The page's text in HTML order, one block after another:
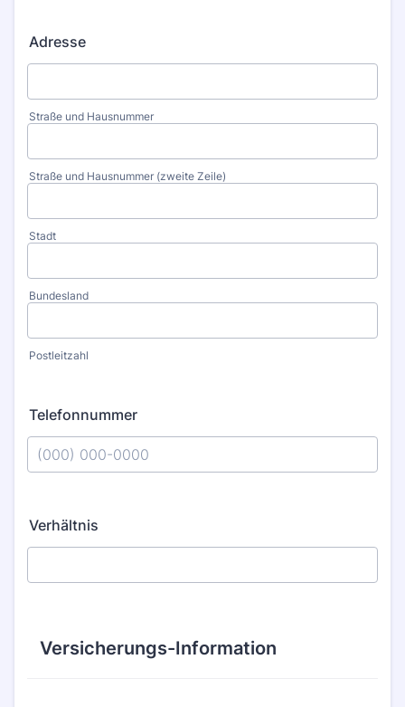
Adresse
Straße und Hausnummer
Straße und Hausnummer (zweite Zeile)
Stadt
Bundesland
Postleitzahl
Telefonnummer
Verhältnis
Versicherungs-Information